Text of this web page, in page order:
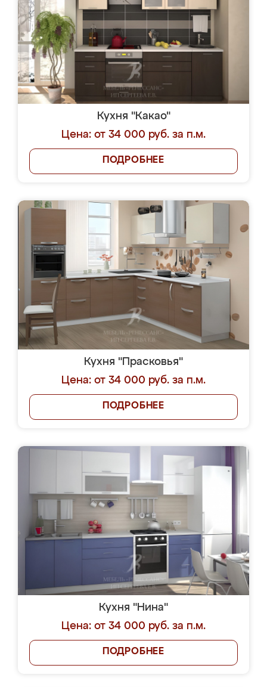
Кухня "Какао"
Цена: от 34 000 руб. за п.м.
ПОДРОБНЕЕ
Кухня "Прасковья"
Цена: от 34 000 руб. за п.м.
ПОДРОБНЕЕ
Кухня "Нина"
Цена: от 34 000 руб. за п.м.
ПОДРОБНЕЕ